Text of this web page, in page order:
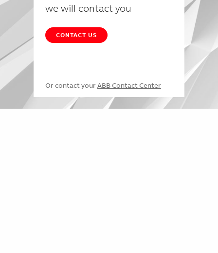
we will contact you
CONTACT US
Or contact your ABB Contact Center